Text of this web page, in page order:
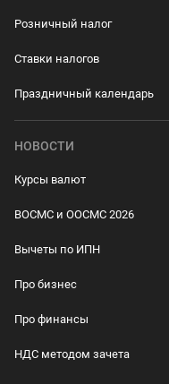
Розничный налог
Ставки налогов
Праздничный календарь
НОВОСТИ
Курсы валют
ВОСМС и ООСМС 2026
Вычеты по ИПН
Про бизнес
Про финансы
НДС методом зачета